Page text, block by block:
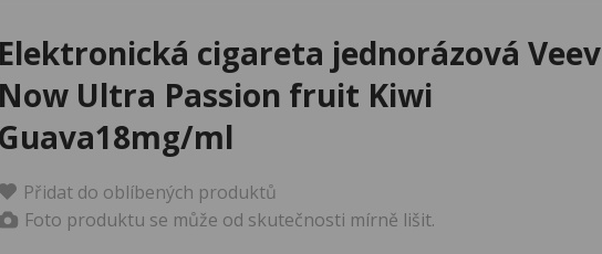
Elektronická cigareta jednorázová Veev
Now Ultra Passion fruit Kiwi
Guava18mg/ml
Přidat do oblíbených produktů
Foto produktu se může od skutečnosti mírně lišit.